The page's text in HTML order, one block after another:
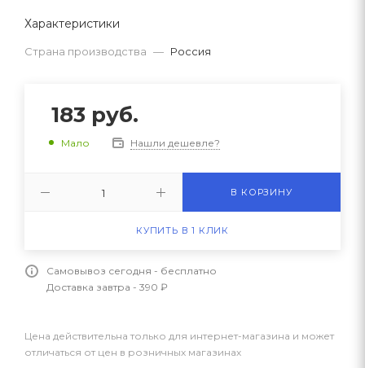
Характеристики
Страна производства — Россия
183 руб.
Мало Нашли дешевле?
В КОРЗИНУ
КУПИТЬ В 1 КЛИК
Самовывоз сегодня - бесплатно
Доставка завтра - 390 ₽
Цена действительна только для интернет-магазина и может
отличаться от цен в розничных магазинах